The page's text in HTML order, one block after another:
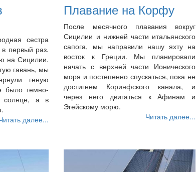
сестра
первый раз.
на Сицилии.
гавань, мы
геную
было темно-
солнце, а в
далее...
Плавание на Корфу
После месячного плавания вокруг
Сицилии и нижней части итальянского
сапога, мы направили нашу яхту на
восток к Греции. Мы планировали
начать с верхней части Ионического
моря и постепенно спускаться, пока не
достигнем Коринфского канала, и
через него двигаться к Афинам и
Эгейскому морю.
Читать далее...